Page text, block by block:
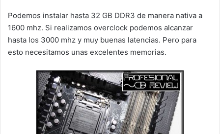
Podemos instalar hasta 32 GB DDR3 de manera nativa a
1600 mhz. Si realizamos overclock podemos alcanzar
hasta los 3000 mhz y muy buenas latencias. Pero para
esto necesitamos unas excelentes memorias.